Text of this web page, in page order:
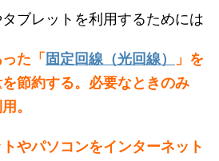
ブレットを利用するためには
た「 固定回線（光回線）
」を
節約する。必要なときのみ
。
やパソコンをインターネット